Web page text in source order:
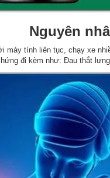
Nguyên
tính liên tục, chạy xe
đi kèm như: Đau thắt